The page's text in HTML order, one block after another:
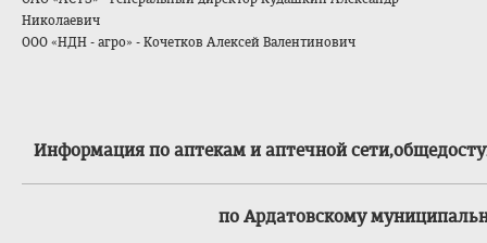
Николаевич
ООО «НДН - агро» - Кочетков Алексей Валентинович
Информация по аптекам и аптечной
по Ардатовскому